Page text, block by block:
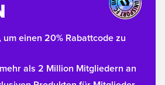
um einen 20% Rabattcode zu
als 2 Million Mitgliedern an